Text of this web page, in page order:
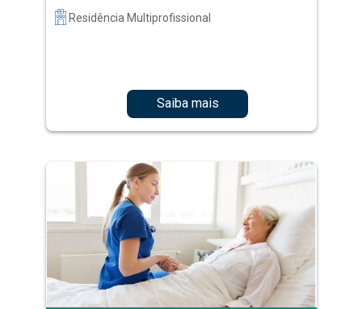
Residência Multiprofissional
Saiba mais